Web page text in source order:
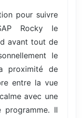
pour suivre
Rocky le
avant tout de
le
proximité de
entre la vue
avec une
Il